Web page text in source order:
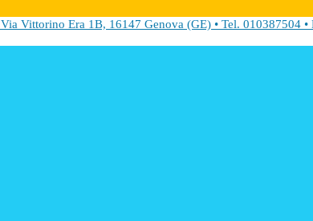
Via Vittorino Era 1B, 16147 Genova (GE) • Tel. 010387504